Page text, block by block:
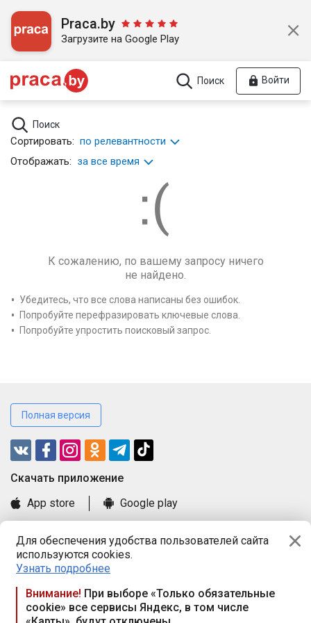
Для обеспечения удобства пользователей сайта
используются cookies.
Узнать подробнее
Внимание! При выборе «Только обязательные
cookie» все сервисы Яндекс, в том числе
Praca.by
Загрузите на Google Play
Поиск Войти
Поиск
Сортировать: по релевантности
Отображать: за все время
К сожалению, по вашему запросу ничего
не найдено.
Убедитесь, что все слова написаны без ошибок.
Попробуйте перефразировать ключевые слова.
Попробуйте упростить поисковый запрос.
Полная версия
Cкачать приложение
App store
Google play
Книга замечаний и предложений
Правила и документы
Praca.by © 2000—2026, ООО «ПРАЦА БАЙ»
Республика Беларусь, 220114, г. Минск, пр-т Независимости
117а, пом. № 9.